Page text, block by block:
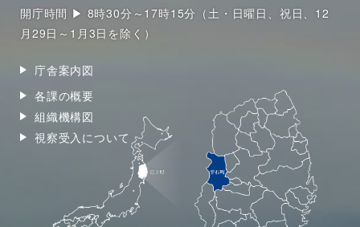
開庁時間 ▶ 8時30分～17時15分（土・日曜日、祝日、12
月29日～1月3日を除く）
庁舎案内図
各課の概要
組織機構図
視察受入について